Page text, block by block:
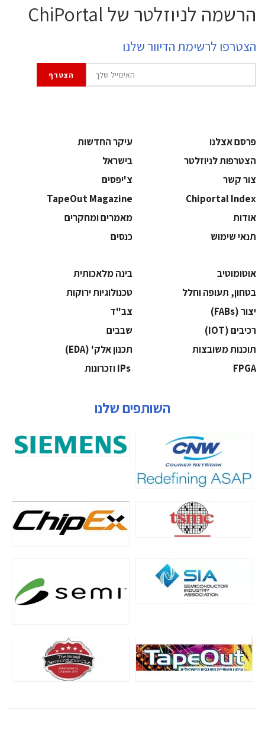
הרשמה לניוזלטר של ChiPortal
הצטרפו לרשימת הדיוור שלנו
פרסם אצלנו
עיקר החדשות
הצטרפות לניוזלטר
בישראל
צור קשר
צ'יפסים
Chiportal Index
TapeOut Magazine
אודות
מאמרים ומחקרים
תנאי שימוש
כנסים
אוטומוטיב
בינה מלאכותית
בטחון, תעופה וחלל
‫טכנולוגיות ירוקות‬
‫יצור (‪(FABs‬‬
‫צב"ד‬
‫רכיבים‬ (IOT)
‫שבבים‬
‫תוכנות משובצות‬
‫תכנון אלק' (‪(EDA‬‬
‫‪FPGA‬‬
השותפים שלנו